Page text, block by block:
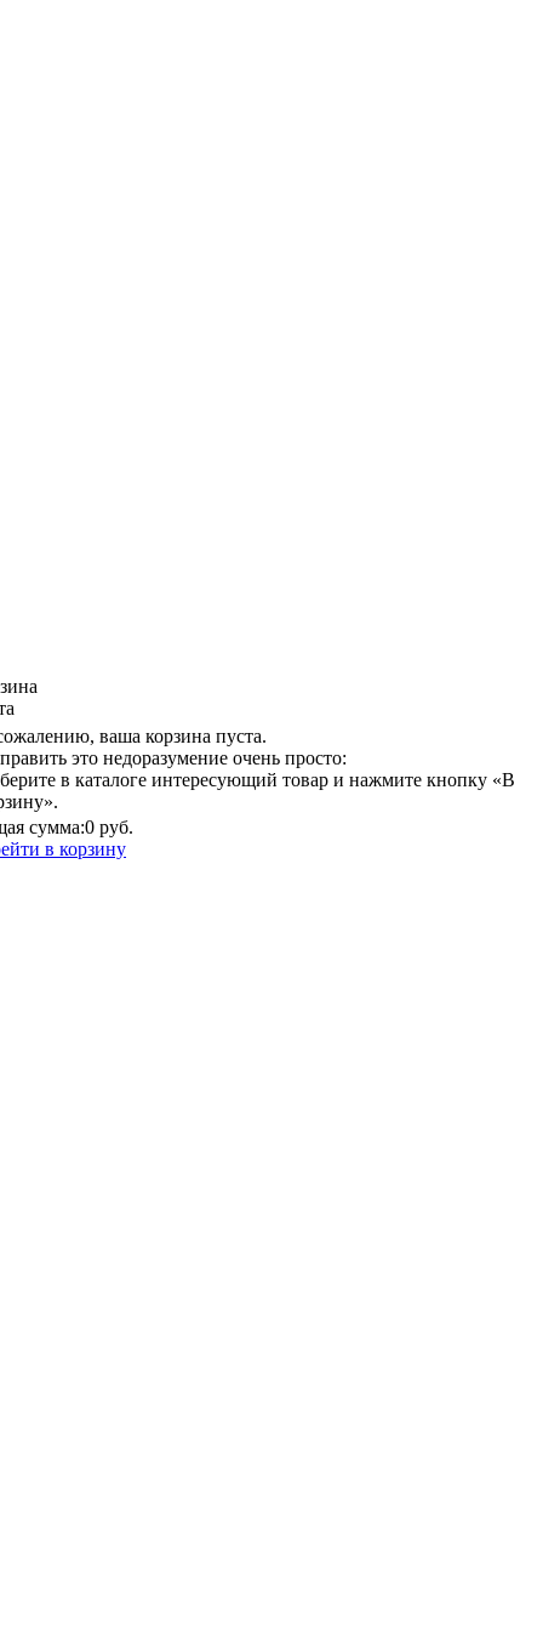
ваша корзина пуста.
это недоразумение очень просто:
в каталоге интересующий товар и нажмите кнопку «В
сумма:0 руб.
в корзину